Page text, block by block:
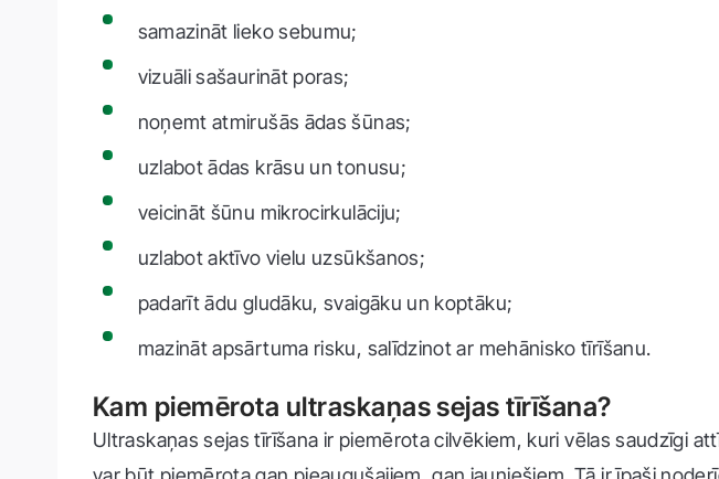
samazināt lieko sebumu;
vizuāli sašaurināt poras;
noņemt atmirušās ādas šūnas;
uzlabot ādas krāsu un tonusu;
veicināt šūnu mikrocirkulāciju;
uzlabot aktīvo vielu uzsūkšanos;
padarīt ādu gludāku, svaigāku un koptāku;
mazināt apsārtuma risku, salīdzinot ar mehānisko tīrīšanu.
Kam piemērota ultraskaņas sejas tīrīšana?
Ultraskaņas sejas tīrīšana ir piemērota cilvēkiem, kuri vēlas saudzīgi